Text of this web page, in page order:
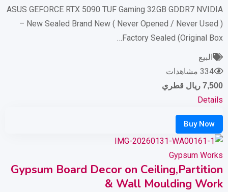
ASUS GEFORCE RTX 5090 TUF Gaming 32GB GDDR7 NVIDIA
– New Sealed Brand New ( Never Opened / Never Used )
Factory Sealed (Original Box…
البيع
334 مشاهدات
7,500 ريال قطري
Details
Gypsum Works
Gypsum Board Decor on Ceiling,Partition
& Wall Moulding Work